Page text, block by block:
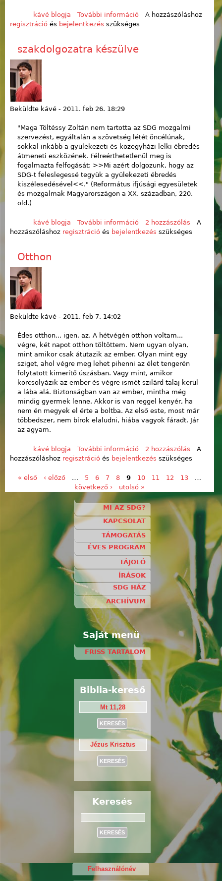
kávé blogja További információmindigmeglepő
tartalommal
A hozzászóláshoz
regisztráció és bejelentkezés szükséges
szakdolgozatra készülve
Beküldte kávé - 2011. feb 26. 18:29
"Maga Töltéssy Zoltán nem tartotta az SDG mozgalmi
szervezést, egyáltalán a szövetség létét öncélúnak,
sokkal inkább a gyülekezeti és közegyházi lelki ébredés
átmeneti eszközének. Félreérthetetlenül meg is
fogalmazta felfogását: >>Mi azért dolgozunk, hogy az
SDG-t feleslegessé tegyük a gyülekezeti ébredés
kiszélesedésével<<." (Református ifjúsági egyesületek
és mozgalmak Magyarországon a XX. században, 220.
old.)
kávé blogja További információszakdolgozatra
készülve tartalommal
2 hozzászólás
A
hozzászóláshoz regisztráció és bejelentkezés szükséges
Otthon
Beküldte kávé - 2011. feb 7. 14:02
Édes otthon... igen, az. A hétvégén otthon voltam...
végre, két napot otthon töltöttem. Nem ugyan olyan,
mint amikor csak átutazik az ember. Olyan mint egy
sziget, ahol végre meg lehet pihenni az élet tengerén
folytatott kimerítő úszásban. Vagy mint, amikor
korcsolyázik az ember és végre ismét szilárd talaj kerül
a lába alá. Biztonságban van az ember, mintha még
mindig gyermek lenne. Akkor is van reggel kenyér, ha
nem én megyek el érte a boltba. Az első este, most már
többedszer, nem bírok elaludni, hiába vagyok fáradt. Jár
az agyam.
kávé blogja További információOtthon tartalommal
kapcsolatosan
2 hozzászólás
A
hozzászóláshoz regisztráció és bejelentkezés szükséges
Oldalak
« első ‹ előző … 5 6 7 8 9 10 11 12 13
…
következő ›
utolsó »
MI AZ SDG?
KAPCSOLAT
TÁMOGATÁS
ÉVES PROGRAM
TÁJOLÓ
ÍRÁSOK
SDG HÁZ
ARCHÍVUM
Saját menü
FRISS TARTALOM
Biblia-kereső
Keresés